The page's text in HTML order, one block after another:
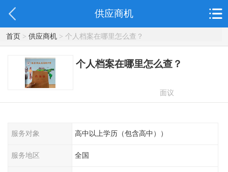
供应商机
首页> 供应商机> 个人档案在哪里怎么查？
个人档案在哪里怎么查？
面议
服务对象 高中以上学历（包含高中））
服务地区 全国